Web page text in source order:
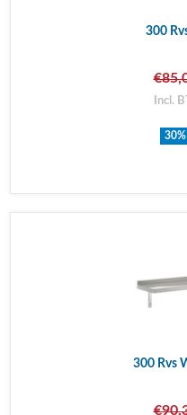
300
Incl.
300 Rvs